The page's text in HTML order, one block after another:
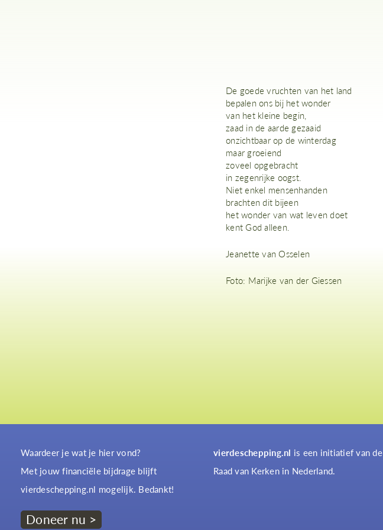
De goede vruchten van het land
bepalen ons bij het wonder
van het kleine begin,
zaad in de aarde gezaaid
onzichtbaar op de winterdag
maar groeiend
zoveel opgebracht
in zegenrijke oogst.
Niet enkel mensenhanden
brachten dit bijeen
het wonder van wat leven doet
kent God alleen.
Jeanette van Osselen
Foto: Marijke van der Giessen
Waardeer je wat je hier vond?
Met jouw financiële bijdrage blijft
vierdeschepping.nl mogelijk. Bedankt!
Doneer nu >
vierdeschepping.nl is een initiatief van de
Raad van Kerken in Nederland.